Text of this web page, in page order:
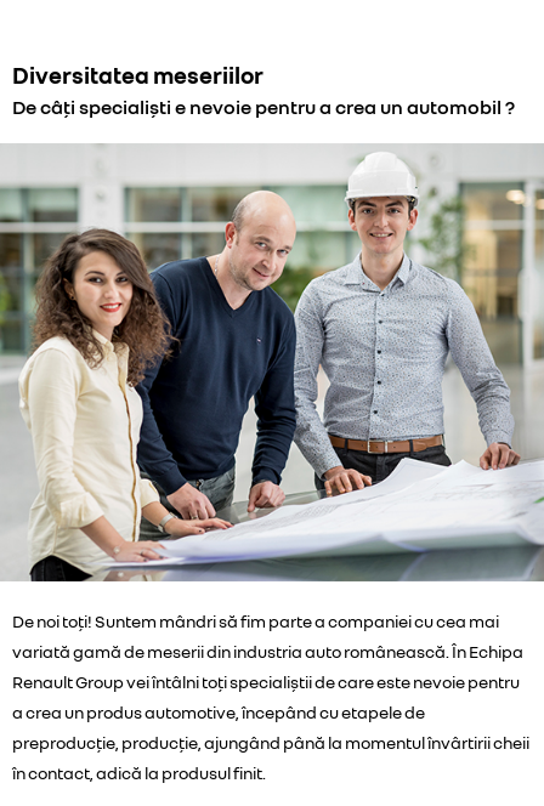
Diversitatea meseriilor
De câți specialiști e nevoie pentru a crea un automobil ?
De noi toți! Suntem mândri să fim parte a companiei cu cea mai
variată gamă de meserii din industria auto românească. În Echipa
Renault Group vei întâlni toți specialiștii de care este nevoie pentru
a crea un produs automotive, începând cu etapele de
preproducție, producție, ajungând până la momentul învârtirii cheii
în contact, adică la produsul finit.